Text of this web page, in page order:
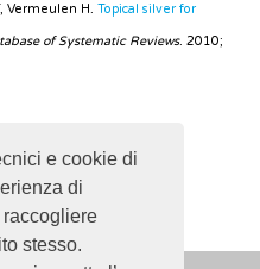
e cookie di
di
stesso.
Vermeulen H. Topical silver for
of Systematic Reviews. 2010;